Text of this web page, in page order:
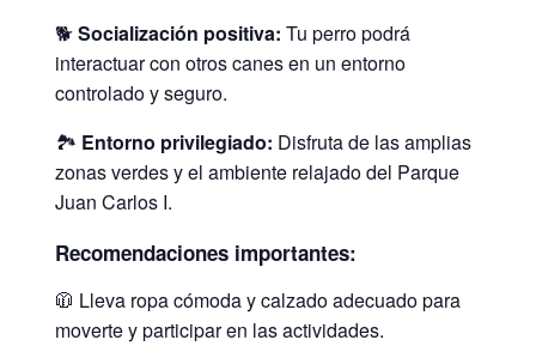
🐕Socialización positiva: Tu perro podrá
interactuar con otros canes en un entorno
controlado y seguro.
🏞️ Entorno privilegiado: Disfruta de las amplias
zonas verdes y el ambiente relajado del Parque
Juan Carlos I.
Recomendaciones importantes:
🧥 Lleva ropa cómoda y calzado adecuado para
moverte y participar en las actividades.